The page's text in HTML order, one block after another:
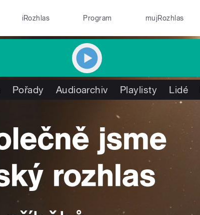
iRozhlas Program mujRozhlas
Pořady Audioarchiv Playlisty Lidé